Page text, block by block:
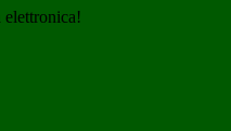
elettronica!